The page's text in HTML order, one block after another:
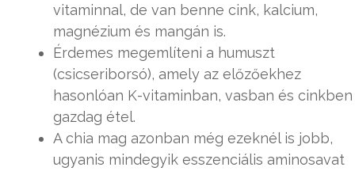
vitaminnal, de van benne cink, kalcium,
magnézium és mangán is.
Érdemes megemlíteni a humuszt
(csicseriborsó), amely az előzőekhez
hasonlóan K-vitaminban, vasban és cinkben
gazdag étel.
A chia mag azonban még ezeknél is jobb,
ugyanis mindegyik esszenciális aminosavat